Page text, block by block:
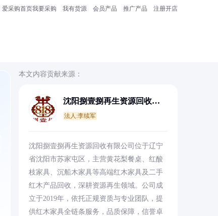
爱采购首页我要采购 我有货源 会员产品 推广产品 注册开店
本文内容贡献来源：
沈阳捌壹捌再生资源回收有
法人:李续军
沈阳捌壹捌再生资源回收有限公司位于辽宁
省沈阳市苏家屯区，主营黄花梨餐桌、红酸
枝家具、沉船木家具等高端红木家具及二手
红木产品回收，深耕资源再生领域。公司成
立于2019年，依托正规资质与专业团队，提
供红木家具全链条服务，品质保障，信誉卓